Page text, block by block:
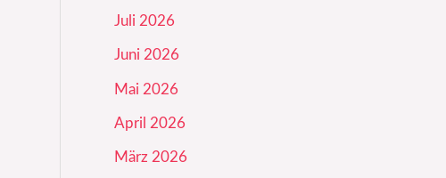
Juli 2026
Juni 2026
Mai 2026
April 2026
März 2026